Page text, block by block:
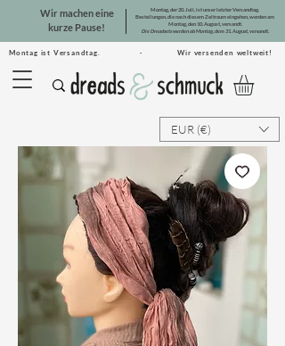
Montag ist Versandtag. · Wir versenden weltweit!
Wir machen eine
kurze Pause!
Montag, der 20. Juli, ist unser letzter Versandtag.
Bestellungen, die nach diesem Zeitraum eingehen, werden am
Montag, den 10. August, versandt.
Die Dreadsets werden ab Montag, dem 31. August, versandt.
EUR (€)